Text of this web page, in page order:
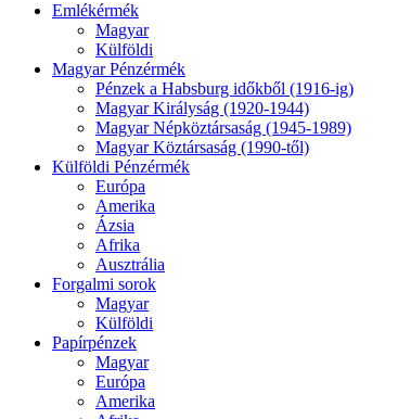
Emlékérmék
Magyar
Külföldi
Magyar Pénzérmék
Pénzek a Habsburg időkből (1916-ig)
Magyar Királyság (1920-1944)
Magyar Népköztársaság (1945-1989)
Magyar Köztársaság (1990-től)
Külföldi Pénzérmék
Európa
Amerika
Ázsia
Afrika
Ausztrália
Forgalmi sorok
Magyar
Külföldi
Papírpénzek
Magyar
Európa
Amerika